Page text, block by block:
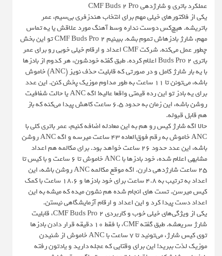
عملکرد باتری و شارژدهی CMF Buds 2 Pro
یکی از فاکتورهای خیلی مهم برای انتخاب هندزفری بی‌سیم، عمر
باتریشه. هیچ‌کس دوست نداره وسط آهنگ مورد علاقش یا یه تماس
مهم، شارژ بادزهاش تموم بشه. ببینیم CMF Buds Pro 2 تو این بخش
چطور عمل می‌کنه. شرکت CMF اعداد و ارقام خیلی خوبی رو برای عمر
باتری Buds Pro 2 اعلام کرده. طبق گفته خودشون، هر کدوم از بادزها
با یه بار شارژ کامل و در صورتی که قابلیت حذف نویز (ANC) خاموش
باشه، می‌تونن تا ۱۱ ساعت به طور مداوم موزیک پخش کنن. این عدد
برای یه بادز تو این رده قیمتی واقعا عالیه! اگه ANC یا حالت شفافیت
روشن باشه، این زمان به حدود ۶.۵ ساعت کاهش پیدا می‌کنه که باز
هم قابل قبوله.
حالا اگه شارژ کیس رو هم به این معادله اضافه کنیم، عمر باتری کلی با
ANC خاموش به رقم فوق‌العاده ۴۳ ساعت میرسه و اگه ANC روشن
باشه، این عدد حدود ۲۶ ساعت خواهد بود. برای مکالمه هم اعداد
مشابهی اعلام شده، خود بادزها با ANC خاموش تا ۶ ساعت و با کیس تا
۲۵ ساعت شارژدهی دارن. اگه موقع مکالمه ANC روشن باشه، این
اعداد به ترتیب به ۴.۸ ساعت برای خود بادزها و ۱۸.۶ ساعت با کمک
کیس میرسن. تست های انجام شده هم نشون میده که میشه به این
اعداد دست پیدا کرد و این اعداد و ارقام آزمایشگاهی نیستن.
یکی از ویژگی‌های خیلی خوب و کاربردی CMF Buds Pro 2، قابلیت
شارژ سریعشه. طبق گفته CMF، با فقط ۱۰ دقیقه قرار دادن بادزها
توی کیس شارژ، می‌تونید تا ۷ ساعت با ANC خاموش از شنیدن
موزیک لذت ببرید! این برای وقتایی که عجله دارید و یادتون رفته